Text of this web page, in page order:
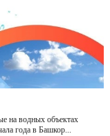
на водных объектах
года в Башкор...